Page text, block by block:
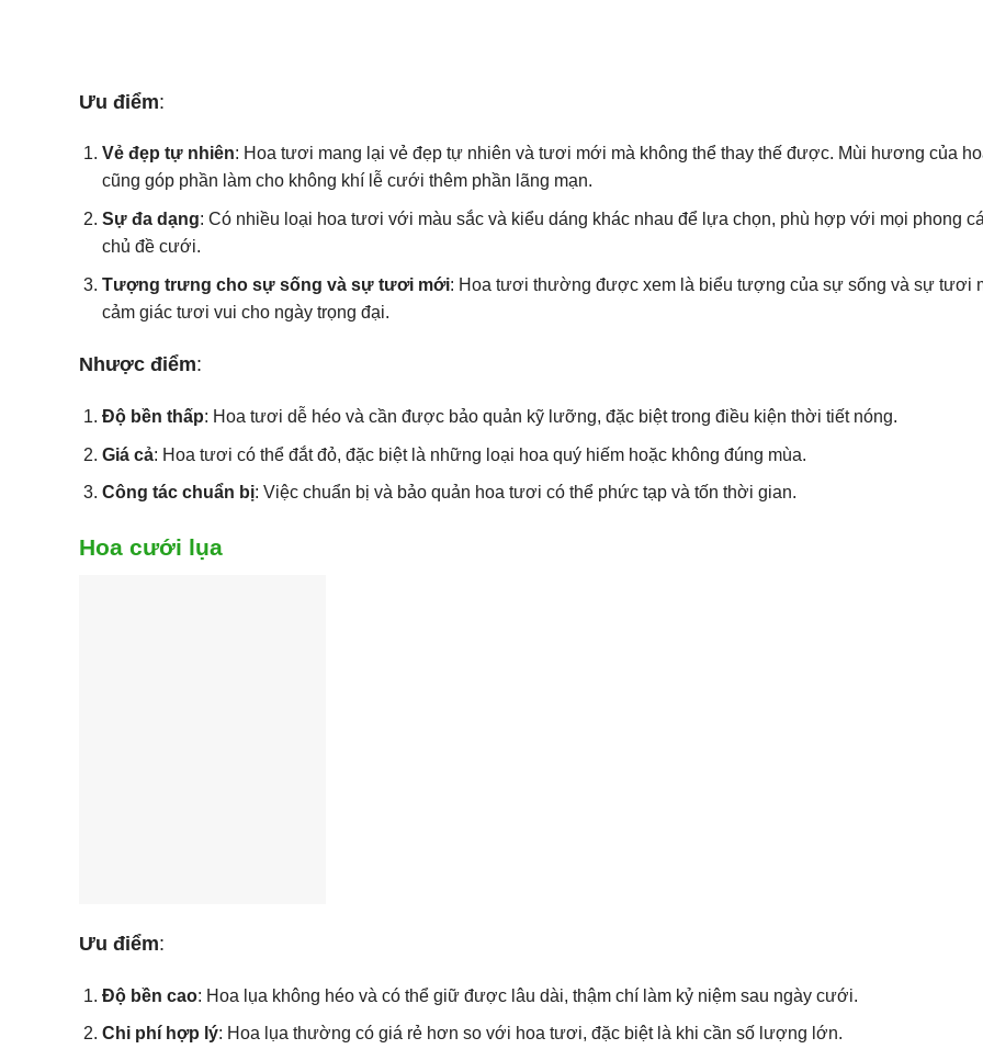
Ưu điểm:
Vẻ đẹp tự nhiên: Hoa tươi mang lại vẻ đẹp tự nhiên và tươi mới mà không thể thay thế được. Mùi hương của
cũng góp phần làm cho không khí lễ cưới thêm phần lãng mạn.
Sự đa dạng: Có nhiều loại hoa tươi với màu sắc và kiểu dáng khác nhau để lựa chọn, phù hợp với mọi phong
chủ đề cưới.
Tượng trưng cho sự sống và sự tươi mới: Hoa tươi thường được xem là biểu tượng của sự sống và sự tươi
cảm giác tươi vui cho ngày trọng đại.
Nhược điểm:
Độ bền thấp: Hoa tươi dễ héo và cần được bảo quản kỹ lưỡng, đặc biệt trong điều kiện thời tiết nóng.
Giá cả: Hoa tươi có thể đắt đỏ, đặc biệt là những loại hoa quý hiếm hoặc không đúng mùa.
Công tác chuẩn bị: Việc chuẩn bị và bảo quản hoa tươi có thể phức tạp và tốn thời gian.
Hoa cưới lụa
Ưu điểm:
Độ bền cao: Hoa lụa không héo và có thể giữ được lâu dài, thậm chí làm kỷ niệm sau ngày cưới.
Chi phí hợp lý: Hoa lụa thường có giá rẻ hơn so với hoa tươi, đặc biệt là khi cần số lượng lớn.